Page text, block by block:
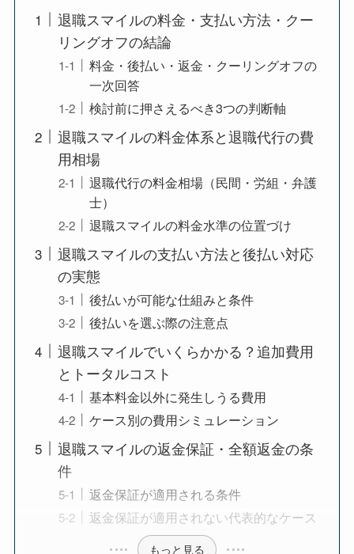
退職スマイルの料金・支払い方法・クー
リングオフの結論
料金・後払い・返金・クーリングオフの
一次回答
検討前に押さえるべき3つの判断軸
退職スマイルの料金体系と退職代行の費
用相場
退職代行の料金相場（民間・労組・弁護
士）
退職スマイルの料金水準の位置づけ
退職スマイルの支払い方法と後払い対応
の実態
後払いが可能な仕組みと条件
後払いを選ぶ際の注意点
退職スマイルでいくらかかる？追加費用
とトータルコスト
基本料金以外に発生しうる費用
ケース別の費用シミュレーション
退職スマイルの返金保証・全額返金の条
件
返金保証が適用される条件
返金保証が適用されない代表的なケース
もっと見る